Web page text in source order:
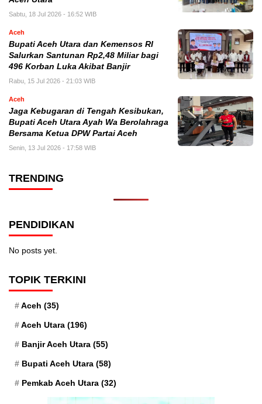
Sabtu, 18 Jul 2026 - 16:52 WIB
Aceh
Bupati Aceh Utara dan Kemensos RI
Salurkan Santunan Rp2,48 Miliar bagi
496 Korban Luka Akibat Banjir
Rabu, 15 Jul 2026 - 21:03 WIB
Aceh
Jaga Kebugaran di Tengah Kesibukan,
Bupati Aceh Utara Ayah Wa Berolahraga
Bersama Ketua DPW Partai Aceh
Senin, 13 Jul 2026 - 17:58 WIB
TRENDING
PENDIDIKAN
No posts yet.
TOPIK TERKINI
Aceh (35)
Aceh Utara (196)
Banjir Aceh Utara (55)
Bupati Aceh Utara (58)
Pemkab Aceh Utara (32)